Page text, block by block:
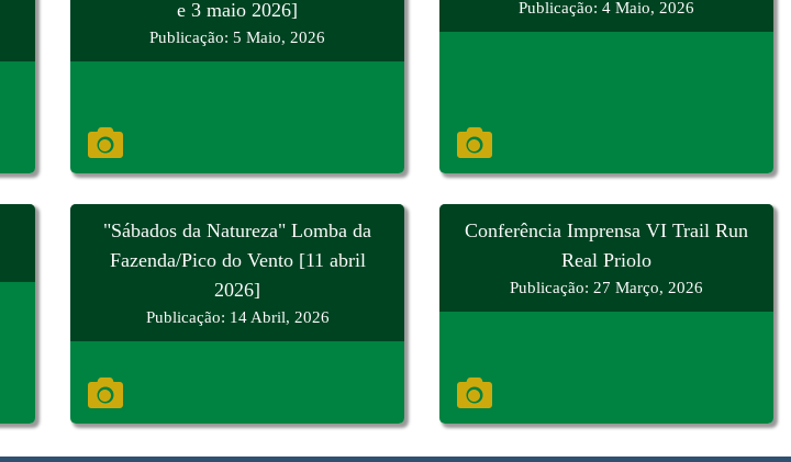
e 3 maio 2026]
Publicação: 5 Maio, 2026
Publicação: 4 Maio, 2026
"Sábados da Natureza" Lomba da
Fazenda/Pico do Vento [11 abril
2026]
Publicação: 14 Abril, 2026
Conferência Imprensa VI Trail Run
Real Priolo
Publicação: 27 Março, 2026